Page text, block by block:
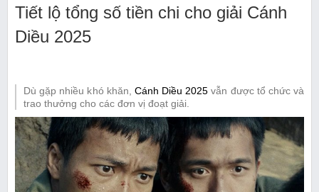
Tiết lộ tổng số tiền chi cho giải Cánh
Diều 2025
Dù gặp nhiều khó khăn, Cánh Diều 2025 vẫn được tổ chức và
trao thưởng cho các đơn vị đoạt giải.